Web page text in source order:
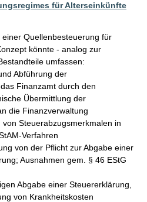
für Alterseinkünfte
Quellenbesteuerung für
könnte - analog zur
umfassen:
Abführung der
Finanzamt durch den
Übermittlung der
die Finanzverwaltung
Steuerabzugsmerkmalen in
Verfahren
von der Pflicht zur Abgabe einer
Ausnahmen gem. § 46 EStG
Abgabe einer Steuererklärung,
von Krankheitskosten